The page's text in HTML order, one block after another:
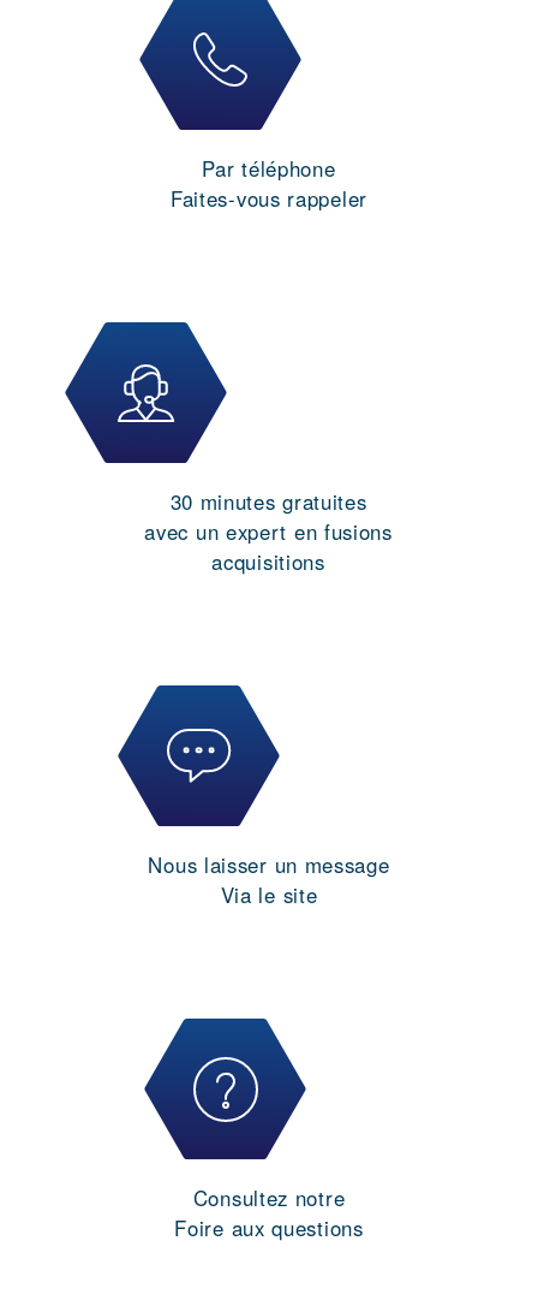
Par téléphone
Faites-vous rappeler
30 minutes gratuites
avec un expert en fusions
acquisitions
Nous laisser un message
Via le site
Consultez notre
Foire aux questions